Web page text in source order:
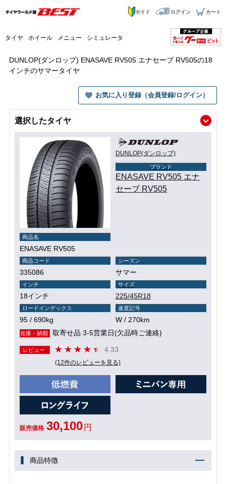
タイヤ ホイール メニュー シミュレータ
ガイド ログイン カート
DUNLOP(ダンロップ) ENASAVE RV505 エナセーブ RV505の18
インチのサマータイヤ
お気に入り登録（会員登録/ログイン）
選択したタイヤ
DUNLOP(ダンロップ)
ブランド
ENASAVE RV505 エナ
セーブ RV505
商品名
ENASAVE RV505
商品コード
335086
シーズン
サマー
インチ
18インチ
サイズ
225/45R18
ロードインデックス
95 / 690kg
速度記号
W / 270km
在庫・納期 取寄せ品 3-5営業日(欠品時ご連絡)
レビュー 4.33
(12件のレビューを見る)
販売価格 30,100 円
商品特徴